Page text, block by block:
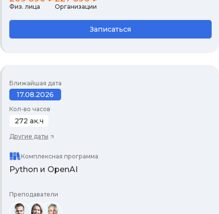
Физ. лица Организации
Записаться
Ближайшая дата
17.08.2026
Кол-во часов
272 ак.ч
Другие даты
Комплексная программа
Python и OpenAI
Преподаватели